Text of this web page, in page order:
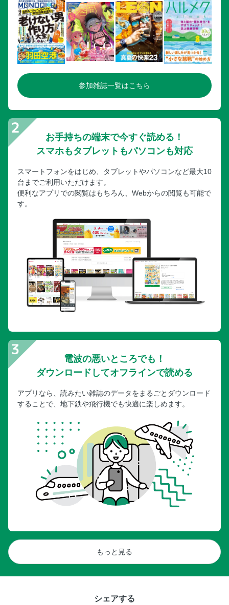
参加雑誌一覧はこちら
お手持ちの端末で今すぐ読める！
スマホもタブレットもパソコンも対応
スマートフォンをはじめ、タブレットやパソコンなど最大10
台までご利用いただけます。
便利なアプリでの閲覧はもちろん、Webからの閲覧も可能で
す。
電波の悪いところでも！
ダウンロードしてオフラインで読める
アプリなら、読みたい雑誌のデータをまるごとダウンロード
することで、地下鉄や飛行機でも快適に楽しめます。
もっと見る
シェアする